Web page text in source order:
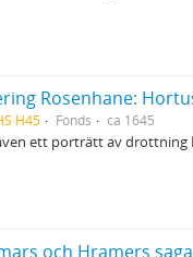
H45 Fonds ca 1645
ett porträtt av drottning
och Hramers saga